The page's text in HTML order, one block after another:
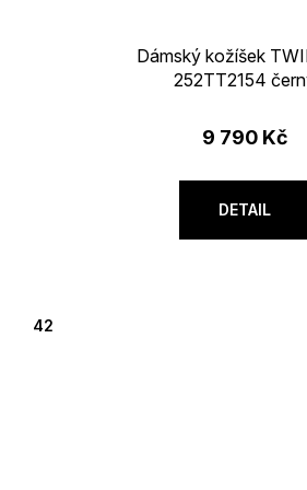
Dámský kožíšek
252TT2154
9 790 Kč
DETAIL
42